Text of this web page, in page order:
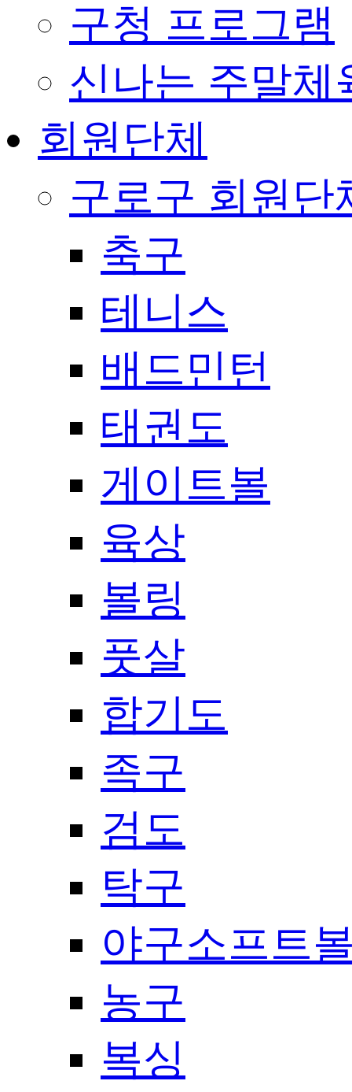
구청 프로그램
신나는 주말체
회원단체
구로구 회원단
축구
테니스
배드민턴
태권도
게이트볼
육상
볼링
풋살
합기도
족구
검도
탁구
야구소프트
농구
복싱